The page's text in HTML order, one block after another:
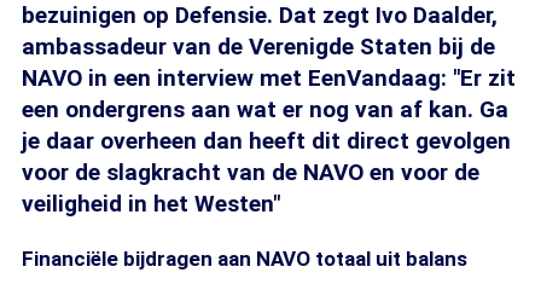
bezuinigen op Defensie. Dat zegt Ivo Daalder,
ambassadeur van de Verenigde Staten bij de
NAVO in een interview met EenVandaag: "Er zit
een ondergrens aan wat er nog van af kan. Ga
je daar overheen dan heeft dit direct gevolgen
voor de slagkracht van de NAVO en voor de
veiligheid in het Westen"
Financiële bijdragen aan NAVO totaal uit balans